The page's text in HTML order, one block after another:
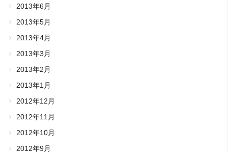
2013年6月
2013年5月
2013年4月
2013年3月
2013年2月
2013年1月
2012年12月
2012年11月
2012年10月
2012年9月